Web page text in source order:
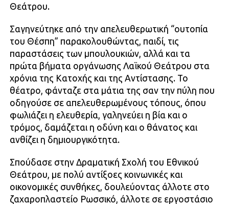
Θεάτρου.
Σαγηνεύτηκε από την απελευθερωτική “ουτοπία
του Θέσπη” παρακολουθώντας, παιδί, τις
παραστάσεις των μπουλουκιών, αλλά και τα
πρώτα βήματα οργάνωσης Λαϊκού Θεάτρου στα
χρόνια της Κατοχής και της Αντίστασης. Το
θέατρο, φάνταζε στα μάτια της σαν την πύλη που
οδηγούσε σε απελευθερωμένους τόπους, όπου
φωλιάζει η ελευθερία, γαληνεύει η βία και ο
τρόμος, δαμάζεται η οδύνη και ο θάνατος και
ανθίζει η δημιουργικότητα.
Σπούδασε στην Δραματική Σχολή του Εθνικού
Θεάτρου, με πολύ αντίξοες κοινωνικές και
οικονομικές συνθήκες, δουλεύοντας άλλοτε στο
ζαχαροπλαστείο Ρωσσικό, άλλοτε σε εργοστάσιο